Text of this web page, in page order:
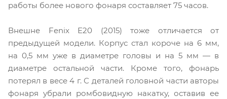
работы более нового фонаря составляет 75 часов.
Внешне Fenix Е20 (2015) тоже отличается от
предыдущей модели. Корпус стал короче на 6 мм,
на 0,5 мм уже в диаметре головы и на 5 мм — в
диаметре остальной части. Кроме того, фонарь
потерял в весе 4 г. С деталей головной части авторы
фонаря убрали ромбовидную накатку, оставив ее